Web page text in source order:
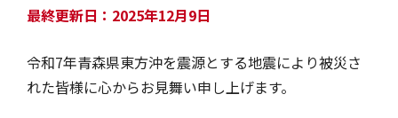
最終更新日：2025年12月9日
令和7年青森県東方沖を震源とする地震により被災さ
れた皆様に心からお見舞い申し上げます。